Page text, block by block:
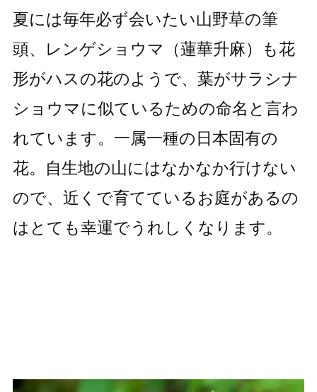
夏には毎年必ず会いたい山野草の筆
頭、レンゲショウマ（蓮華升麻）も花
形がハスの花のようで、葉がサラシナ
ショウマに似ているための命名と言わ
れています。一属一種の日本固有の
花。自生地の山にはなかなか行けない
ので、近くで育てているお庭があるの
はとても幸運でうれしくなります。